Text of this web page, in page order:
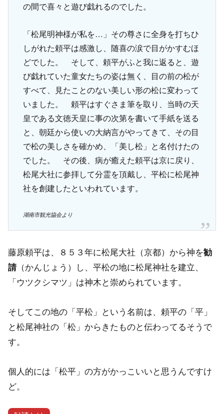
の間で喜々と遊び戯れるのでした。
「松尾明神様が私を…」その尊さに全身を打ちひ
しがれた頼平は感激し、随喜の涙で目がかすむほ
どでした。 そして、頼平がふと我に返ると、遊
び戯れていた童女たちの姿は無く、目の前の松が
すべて、見たことのない美しい形の松に変わって
いました。 頼平はすぐさま筆を取り、当時の天
皇である文徳天皇に事の次第を書いて手紙を送る
と、朝廷から使いの大納言がやってきて、その目
で松の美しさを確かめ、「美し松」と名付けたの
でした。 その後、病が癒えた頼平は京に戻り、
松尾大社に参拝して分霊を頂戴し、平松に松尾神
社を創建したといわれています。
湖南市観光協会より
藤原頼平は、８５３年に松尾大社（京都）から神を勧
請（かんじょう）し、平松の地に松尾神社を建立、
「ウツクシマツ」は神木と崇められています。
そしてこの地の「平松」という名前は、頼平の「平」
と松尾神社の「松」からきたものと伝わってるそうで
す。
個人的には「松平」の方がかっこいいと思うんですけ
ど。